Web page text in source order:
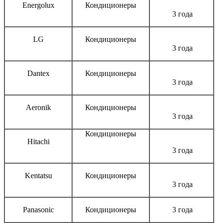
Energolux
Кондиционеры
3 года
LG
Кондиционеры
3 года
Dantex
Кондиционеры
3 года
Aeronik
Кондиционеры
3 года
Hitachi
Кондиционеры
3 года
Kentatsu
Кондиционеры
3 года
Panasonic Кондиционеры 3 года